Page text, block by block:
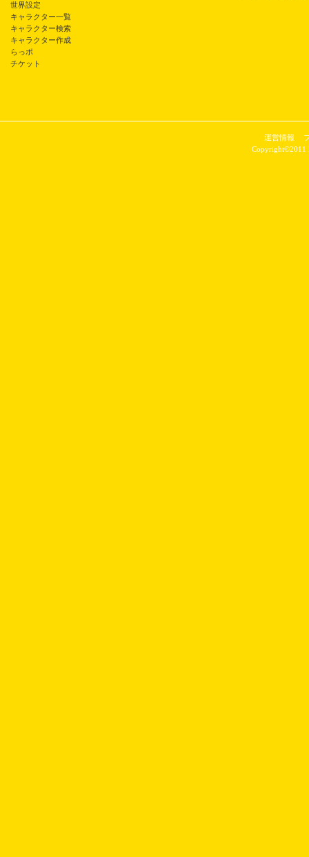
世界設定
キャラクター一覧
キャラクター検索
キャラクター作成
らっポ
チケット
運営情報
Copyright©2011